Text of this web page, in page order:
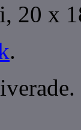
20 x
.